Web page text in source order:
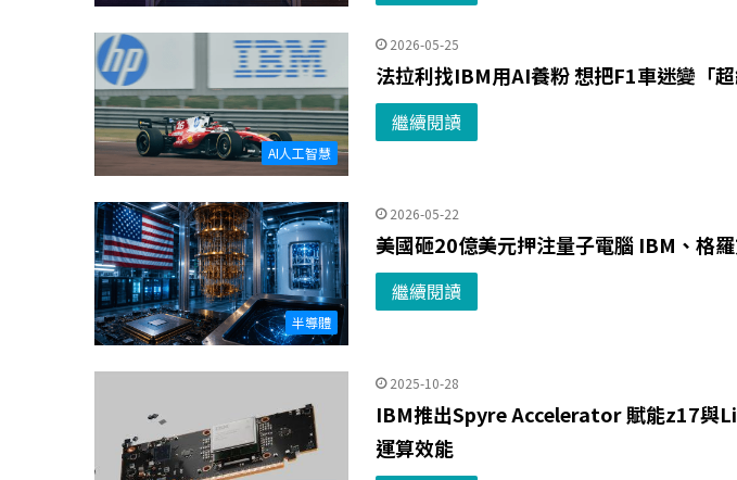
AI人工智慧
2026-05-25
法拉利找IBM用AI養粉 想把F1車迷變「超
繼續閱讀
半導體
2026-05-22
美國砸20億美元押注量子電腦 IBM、格
繼續閱讀
2025-10-28
IBM推出Spyre Accelerator 賦能z17與
運算效能